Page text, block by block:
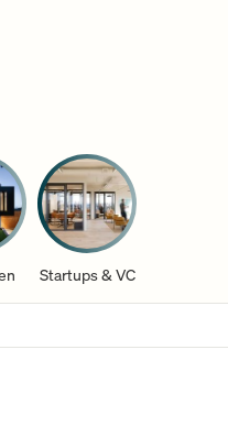
Startups & VC